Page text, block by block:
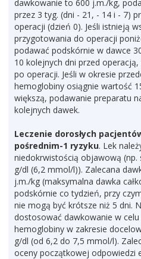
dawkowanie to 600 j.m./kg,
przez 3 tyg. (dni - 21, - 14 i - 7)
operacji (dzień 0). Jeśli istnieją
przygotowania do operacji
podawać podskórnie w dawce
10 kolejnych dni przed
po operacji. Jeśli w okresie
hemoglobiny osiągnie wartość
większą, podawanie preparatu
kolejnych dawek.
Leczenie dorosłych
pośrednim-1 ryzyku. Lek
niedokrwistością objawową
g/dl (6,2 mmol/l)). Zalecana
j.m./kg (maksymalna dawka
podskórnie co tydzień, przy
nie mogą być krótsze niż 5 dni.
dostosować dawkowanie w
hemoglobiny w zakresie
g/dl (od 6,2 do 7,5 mmol/l).
oceny początkowej odpowiedzi